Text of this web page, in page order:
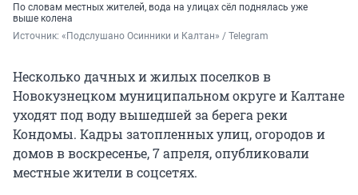
По словам местных жителей, вода на улицах сёл поднялась уже
выше колена
Источник: «Подслушано Осинники и Калтан» / Telegram
Несколько дачных и жилых поселков в
Новокузнецком муниципальном округе и Калтане
уходят под воду вышедшей за берега реки
Кондомы. Кадры затопленных улиц, огородов и
домов в воскресенье, 7 апреля, опубликовали
местные жители в соцсетях.